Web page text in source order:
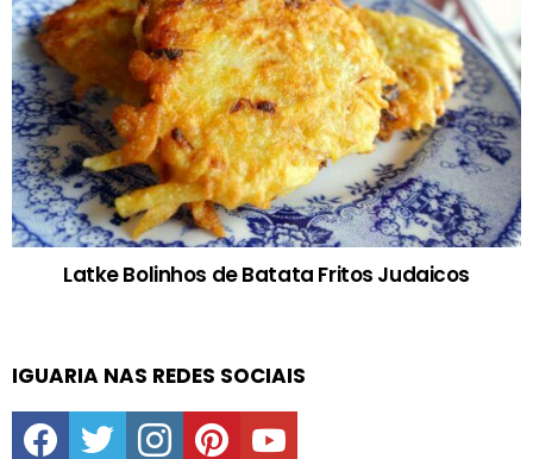
Latke Bolinhos de Batata Fritos Judaicos
IGUARIA NAS REDES SOCIAIS
facebooktwitter instagrampinterestyoutube